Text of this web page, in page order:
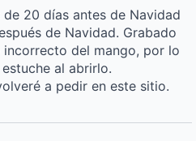
20 días antes de Navidad
de Navidad. Grabado
del mango, por lo
al abrirlo.
a pedir en este sitio.